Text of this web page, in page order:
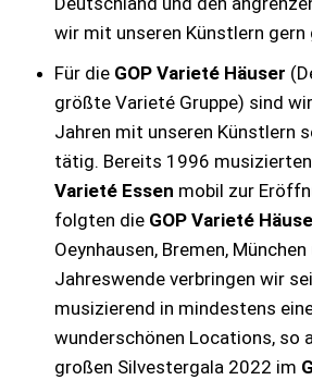
wir mit unseren Künstlern gern
Für die GOP Varieté Häuser (
größte Varieté Gruppe) sind
Jahren mit unseren Künstlern
tätig. Bereits 1996
Varieté Essen mobil zur
folgten die GOP Varieté
Oeynhausen, Bremen,
Jahreswende verbringen wir
musizierend in mindestens
wunderschönen Locations, so
großen Silvestergala 2022 im